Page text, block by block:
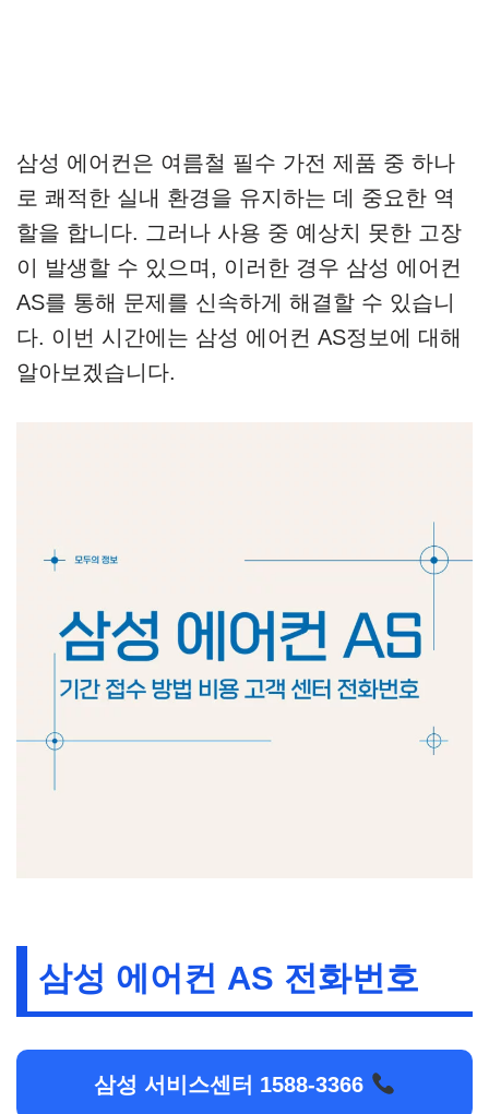
삼성 에어컨은 여름철 필수 가전 제품 중 하나
로 쾌적한 실내 환경을 유지하는 데 중요한 역
할을 합니다. 그러나 사용 중 예상치 못한 고장
이 발생할 수 있으며, 이러한 경우 삼성 에어컨
AS를 통해 문제를 신속하게 해결할 수 있습니
다. 이번 시간에는 삼성 에어컨 AS정보에 대해
알아보겠습니다.
삼성 에어컨 AS 전화번호
삼성 서비스센터 1588-3366